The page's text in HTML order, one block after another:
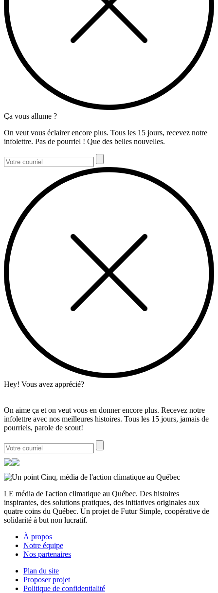
Ça vous allume ?
On veut vous éclairer encore plus. Tous les 15 jours, recevez notre
infolettre. Pas de pourriel ! Que des belles nouvelles.
Hey! Vous avez apprécié?
On aime ça et on veut vous en donner encore plus. Recevez notre
infolettre avec nos meilleures histoires. Tous les 15 jours, jamais de
pourriels, parole de scout!
LE média de l'action climatique au Québec. Des histoires
inspirantes, des solutions pratiques, des initiatives originales aux
quatre coins du Québec. Un projet de Futur Simple, coopérative de
solidarité à but non lucratif.
À propos
Notre équipe
Nos partenaires
Plan du site
Proposer projet
Politique de confidentialité